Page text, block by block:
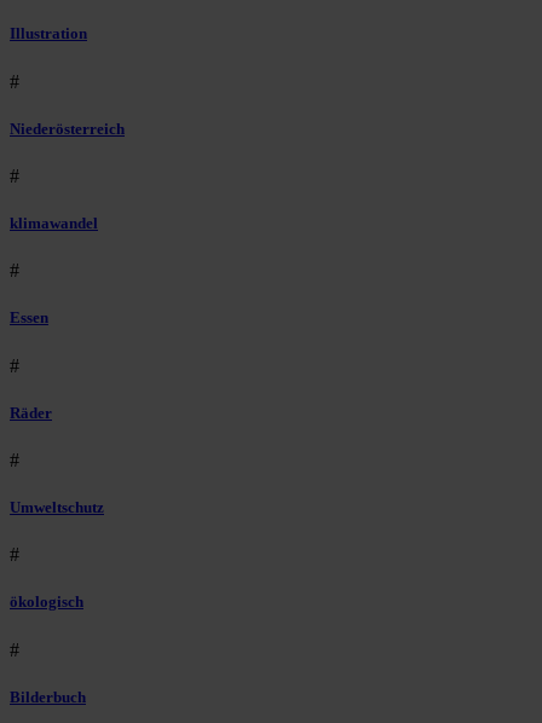
Illustration
#
Niederösterreich
#
klimawandel
#
Essen
#
Räder
#
Umweltschutz
#
ökologisch
#
Bilderbuch